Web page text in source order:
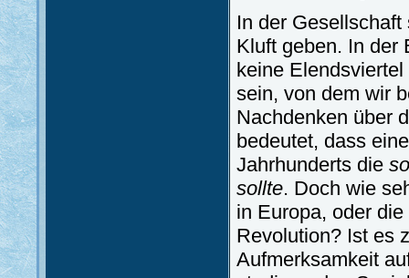
In der
Kluft geben. In der
keine
sein, von dem wir
Nachdenken über
bedeutet, dass
Jahrhunderts die
sollte. Doch wie
in Europa, oder
Revolution? Ist es
Aufmerksamkeit